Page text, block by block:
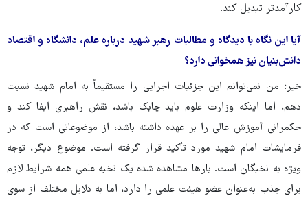
کارآمدتر تبدیل کند.
آیا این نگاه با دیدگاه و مطالبات رهبر شهید درباره علم، دانشگاه و اقتصاد
دانش‌بنیان نیز همخوانی دارد؟
خیر؛ من نمی‌توانم این جزئیات اجرایی را مستقیماً به امام شهید نسبت
دهم، اما اینکه وزارت علوم باید چابک باشد، نقش راهبری ایفا کند و
حکمرانی آموزش عالی را بر عهده داشته باشد، از موضوعاتی است که در
فرمایشات امام شهید مورد تأکید قرار گرفته است. موضوع دیگر، توجه
ویژه به نخبگان است. بارها مشاهده شده یک نخبه علمی همه شرایط لازم
برای جذب به‌عنوان عضو هیئت علمی را دارد، اما به دلایل مختلف از سوی